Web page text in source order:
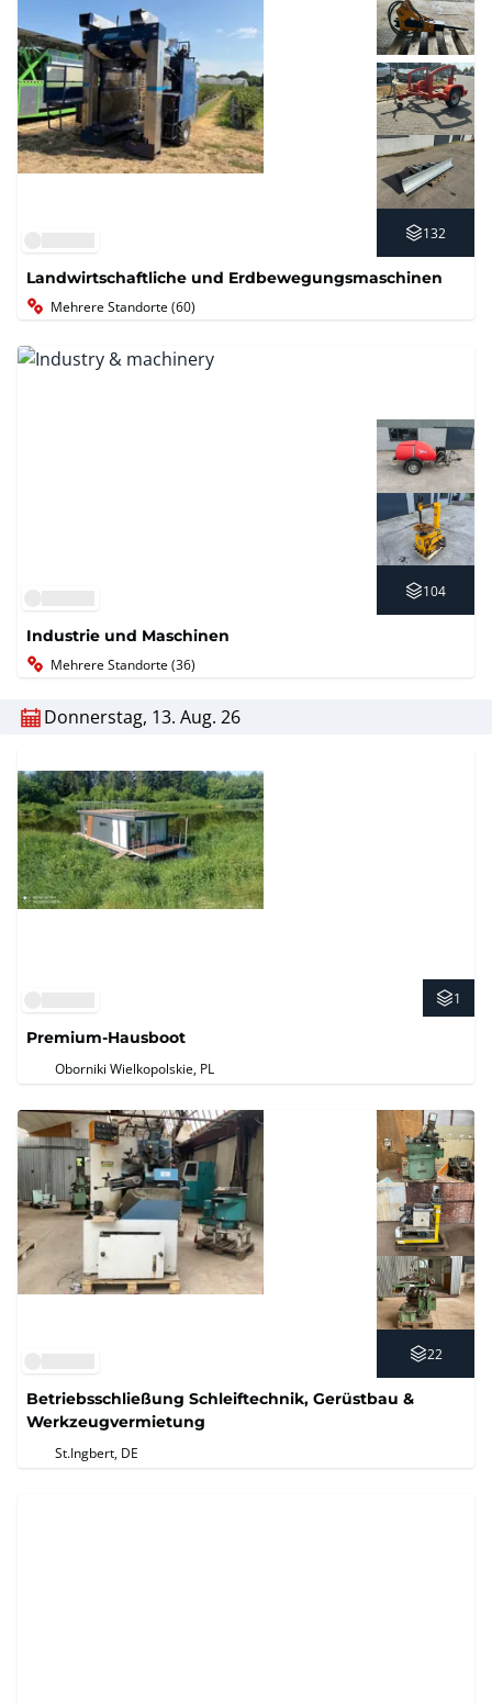
132
Landwirtschaftliche und Erdbewegungsmaschinen
Mehrere Standorte (60)
104
Industrie und Maschinen
Mehrere Standorte (36)
Donnerstag, 13. Aug. 26
1
Premium-Hausboot
Oborniki Wielkopolskie, PL
22
Betriebsschließung Schleiftechnik, Gerüstbau &
Werkzeugvermietung
St.Ingbert, DE